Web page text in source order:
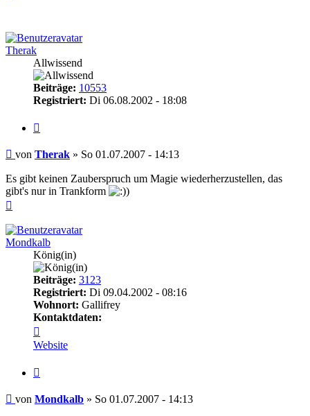
Therak
Allwissend
Beiträge: 10553
Registriert: Di 06.08.2002 - 18:08
Beitrag
von Therak » So 01.07.2007 - 14:13
Es gibt keinen Zauberspruch um Magie wiederherzustellen, das
gibt's nur in Trankform
Mondkalb
König(in)
Beiträge: 3123
Registriert: Di 09.04.2002 - 08:16
Wohnort: Gallifrey
Kontaktdaten:
von
Mondkalb
Website
Beitrag
von Mondkalb » So 01.07.2007 - 14:13